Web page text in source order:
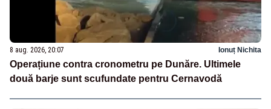
8 aug. 2026, 20:07 Ionuț Nichita
Operațiune contra cronometru pe Dunăre. Ultimele
două barje sunt scufundate pentru Cernavodă